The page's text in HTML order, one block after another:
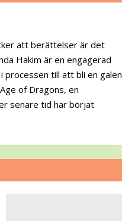
att berättelser är det
Hakim är en engagerad
processen till att bli en galen
of Dragons, en
senare tid har börjat